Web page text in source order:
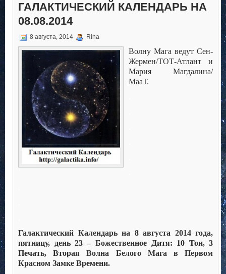
ГАЛАКТИЧЕСКИЙ КАЛЕНДАРЬ НА
08.08.2014
8 августа, 2014 Rina
Волну Мага ведут Сен-
Жермен/ТОТ-Атлант и
Мария Магдалина/
МааТ.
Галактический Календарь на 8 августа 2014 года,
пятницу, день 23 – Божественное Дитя: 10 Тон, 3
Печать, Вторая Волна Белого Мага в Первом
Красном Замке Времени.